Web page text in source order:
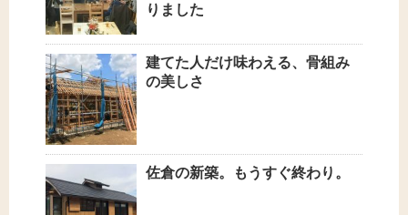
りました
建てた人だけ味わえる、骨組み
の美しさ
佐倉の新築。もうすぐ終わり。